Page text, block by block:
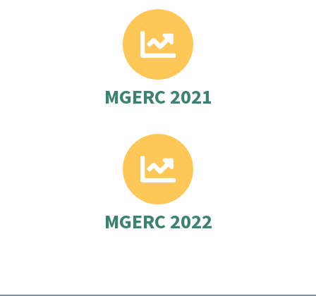
MGERC 2021
MGERC 2022